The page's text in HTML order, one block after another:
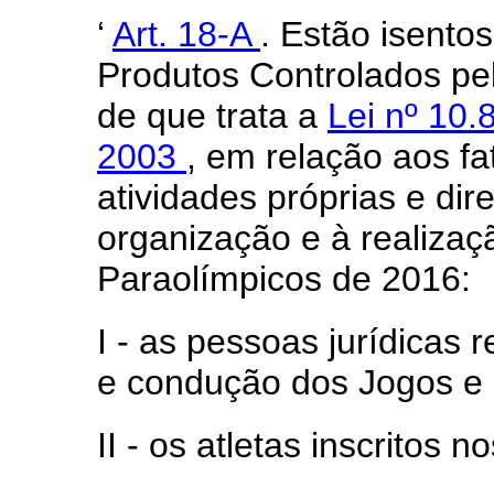
‘ Art. 18-A . Estão
Produtos Controlados
de que trata a Lei nº
2003 , em relação aos
atividades próprias e
organização e à
Paraolímpicos de 2016:
I - as pessoas jurídicas
e condução dos Jogos
II - os atletas inscritos